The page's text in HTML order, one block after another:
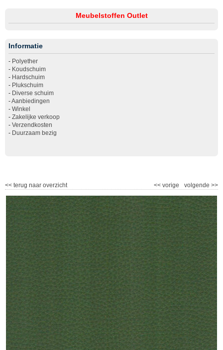
Meubelstoffen Outlet
Informatie
- Polyether
- Koudschuim
- Hardschuim
- Plukschuim
- Diverse schuim
-Aanbiedingen
- Winkel
- Zakelijke verkoop
- Verzendkosten
- Duurzaam bezig
<< terug naar overzicht volgende >>
<< vorige